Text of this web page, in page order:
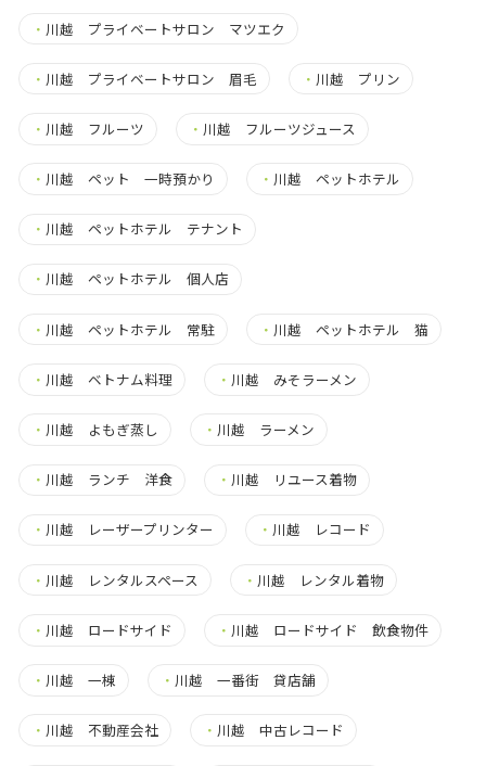
・ 川越 プライベートサロン マツエク
・ 川越 プライベートサロン 眉毛 ・ 川越 プリン
・ 川越 フルーツ ・ 川越 フルーツジュース
・ 川越 ペット 一時預かり ・ 川越 ペットホテル
・ 川越 ペットホテル テナント
・ 川越 ペットホテル 個人店
・ 川越 ペットホテル 常駐 ・ 川越 ペットホテル 猫
・ 川越 ベトナム料理 ・ 川越 みそラーメン
・ 川越 よもぎ蒸し ・ 川越 ラーメン
・ 川越 ランチ 洋食 ・ 川越 リユース着物
・ 川越 レーザープリンター ・ 川越 レコード
・ 川越 レンタルスペース ・ 川越 レンタル着物
・ 川越 ロードサイド ・ 川越 ロードサイド 飲食物件
・ 川越 一棟 ・ 川越 一番街 貸店舗
・ 川越 不動産会社 ・ 川越 中古レコード